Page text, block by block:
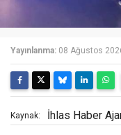
Yayınlanma: 08 Ağustos
Kaynak: İhlas Haber